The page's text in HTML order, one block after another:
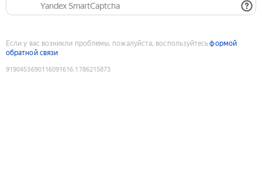
Yandex SmartCaptcha
Если у вас возникли проблемы, пожалуйста, воспользуйтесьформой
обратной связи
9190453690116091616:1786215873